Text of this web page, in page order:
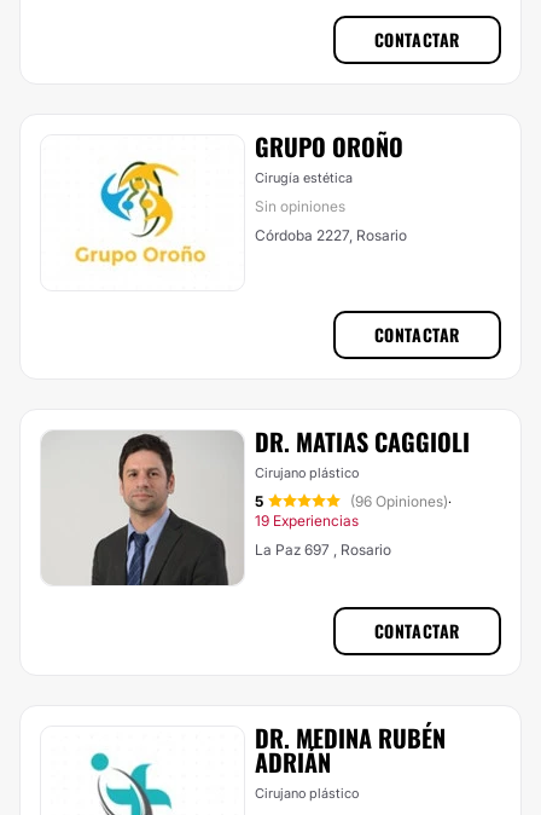
CONTACTAR
GRUPO OROÑO
Cirugía estética
Sin opiniones
Córdoba 2227, Rosario
CONTACTAR
DR. MATIAS CAGGIOLI
Cirujano plástico
5 (96 Opiniones)·
19 Experiencias
La Paz 697 , Rosario
CONTACTAR
DR. MEDINA RUBÉN
ADRIÁN
Cirujano plástico